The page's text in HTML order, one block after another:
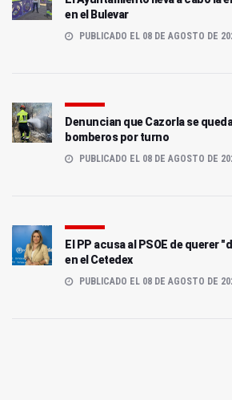
en el Bulevar
PUBLICADO EL 08 DE AGOSTO DE
Denuncian que Cazorla se
bomberos por turno
PUBLICADO EL 08 DE AGOSTO DE
El PP acusa al PSOE de querer
en el Cetedex
PUBLICADO EL 08 DE AGOSTO DE